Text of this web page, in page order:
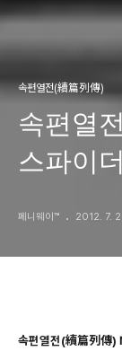
속편열전(續篇列傳)
속편열
스파이
페니웨이™ 2012. 7.
속편열전(續篇列傳)